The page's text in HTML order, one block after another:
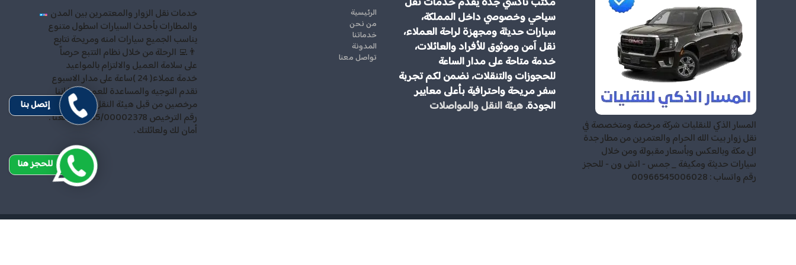
المسار الذكي للنقليات شركة مرخصة ومتخصصة في
نقل زوار بيت الله الحرام والعتمرين من مطار جدة
الى مكة وبالعكس وبأسعار مقبولة ومن خلال
سيارات حديثة ومكيفة _ جمس - اتش ون - للحجز
رقم واتساب : 00966545006028
سياحي وخصوصي داخل المملكة،
سيارات حديثة ومجهزة لراحة العملاء،
نقل آمن وموثوق للأفراد والعائلات،
خدمة متاحة على مدار الساعة
للحجوزات والتنقلات، نضمن لكم تجربة
سفر مريحة واحترافية بأعلى معايير
الجودة.هيئة النقل والمواصلات
الرئيسية
من نحن
خدماتنا
المدونة
تواصل معنا
خدمات نقل الزوار والمعتمرين بين المدن
والمطارات بأحدث السيارات اسطول متنوع
يناسب الجميع سيارات امنه ومريحة نتابع
👨‍💻 الرحلة من خلال نظام التتبع حرصاً
على سلامة العميل والالتزام بالمواعيد
خدمة عملاء( 24 )ساعة على مدار الاسبوع
نقدم التوجيه والمساعدة للعميل كما اننا
مرخصين من قبل هيئة النقل والمواصلات
رقم الترخيص 35/00002378 احجز معنا .
أمان لك ولعائلتك .
إتصل بنا
للحجز هنا